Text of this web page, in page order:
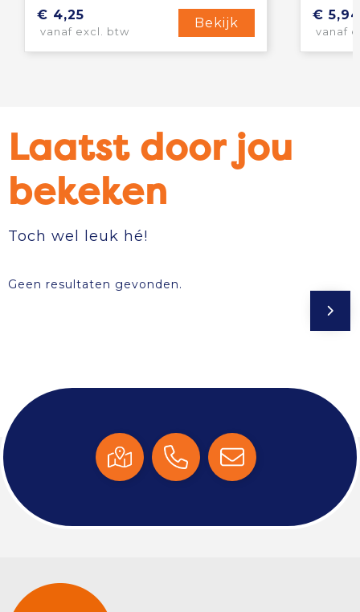
€ 4,25
vanaf excl. btw
Bekijk
€ 5,94
vanaf
Laatst door jou
bekeken
Toch wel leuk hé!
Geen resultaten gevonden.